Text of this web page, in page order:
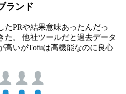
ランド
たPRや結果意味あったんだっ
た。 他社ツールだと過去データ
高いがTofuは高機能なのに良心